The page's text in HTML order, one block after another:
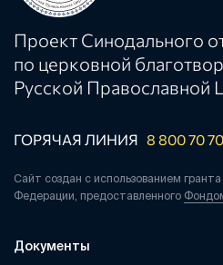
Проект Синодального
по церковной
Русской Православной
ГОРЯЧАЯ ЛИНИЯ 8 800 70
Сайт создан с использованием
Федерации, предоставленного
Документы